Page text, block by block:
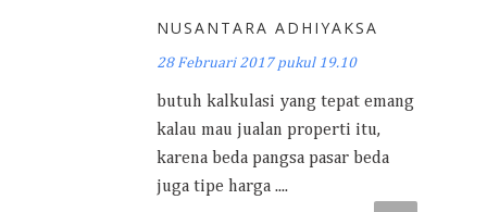
NUSANTARA ADHIYAKSA
28 Februari 2017 pukul 19.10
butuh kalkulasi yang tepat emang
kalau mau jualan properti itu,
karena beda pangsa pasar beda
juga tipe harga ....